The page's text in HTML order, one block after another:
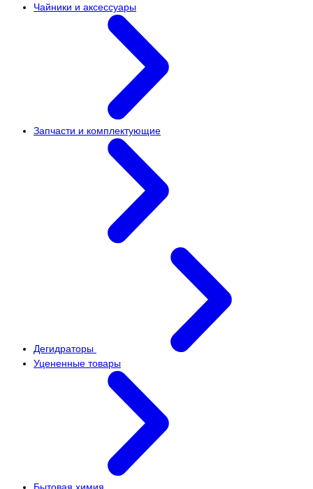
Чайники и аксессуары
Запчасти и комплектующие
Дегидраторы
Уцененные товары
Бытовая химия